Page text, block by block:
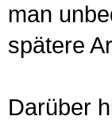
man
spätere
Darüber